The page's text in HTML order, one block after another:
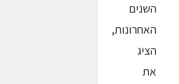
השנים
האחרונות,
הציג
את